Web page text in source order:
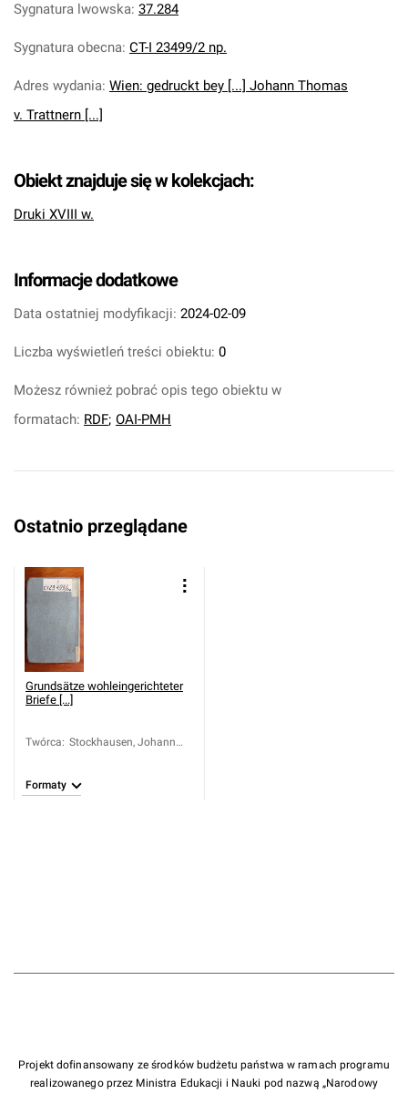
Sygnatura lwowska: 37.284
Sygnatura obecna: CT-I 23499/2 np.
Adres wydania: Wien: gedruckt bey [...] Johann Thomas
v. Trattnern [...]
Obiekt znajduje się w kolekcjach:
Druki XVIII w.
Informacje dodatkowe
Data ostatniej modyfikacji: 2024-02-09
Liczba wyświetleń treści obiektu: 0
Możesz również pobrać opis tego obiektu w
formatach: RDF; OAI-PMH
Ostatnio przeglądane
Grundsätze wohleingerichteter
Briefe [...]
Twórca: Stockhausen, Johann
Formaty
Projekt dofinansowany ze środków budżetu państwa w ramach programu
realizowanego przez Ministra Edukacji i Nauki pod nazwą „Narodowy